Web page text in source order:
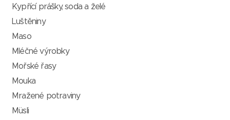
Kypřící prášky, soda a želé
Luštěniny
Maso
Mléčné výrobky
Mořské řasy
Mouka
Mražené potraviny
Müsli